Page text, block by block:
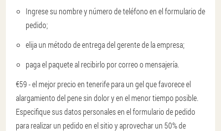
Ingrese su nombre y número de teléfono en el formulario de
pedido;
elija un método de entrega del gerente de la empresa;
paga el paquete al recibirlo por correo o mensajería.
€59 - el mejor precio en tenerife para un gel que favorece el
alargamiento del pene sin dolor y en el menor tiempo posible.
Especifique sus datos personales en el formulario de pedido
para realizar un pedido en el sitio y aprovechar un 50% de